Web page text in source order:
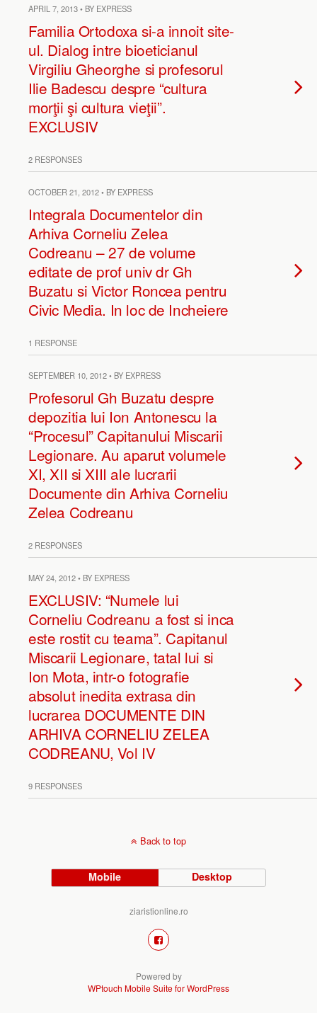
APRIL 7, 2013 • BY EXPRESS
Familia Ortodoxa si-a innoit site-
ul. Dialog intre bioeticianul
Virgiliu Gheorghe si profesorul
Ilie Badescu despre “cultura
morţii şi cultura vieţii”.
EXCLUSIV
2 RESPONSES
OCTOBER 21, 2012 • BY EXPRESS
Integrala Documentelor din
Arhiva Corneliu Zelea
Codreanu – 27 de volume
editate de prof univ dr Gh
Buzatu si Victor Roncea pentru
Civic Media. In loc de Incheiere
1 RESPONSE
SEPTEMBER 10, 2012 • BY EXPRESS
Profesorul Gh Buzatu despre
depozitia lui Ion Antonescu la
“Procesul” Capitanului Miscarii
Legionare. Au aparut volumele
XI, XII si XIII ale lucrarii
Documente din Arhiva Corneliu
Zelea Codreanu
2 RESPONSES
MAY 24, 2012 • BY EXPRESS
EXCLUSIV: “Numele lui
Corneliu Codreanu a fost si inca
este rostit cu teama”. Capitanul
Miscarii Legionare, tatal lui si
Ion Mota, intr-o fotografie
absolut inedita extrasa din
lucrarea DOCUMENTE DIN
ARHIVA CORNELIU ZELEA
CODREANU, Vol IV
9 RESPONSES
Back to top
Mobile Desktop
ziaristionline.ro
Powered by
WPtouch Mobile Suite for WordPress